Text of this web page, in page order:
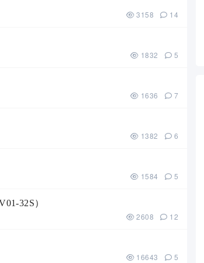
3158 14
1832 5
1636 7
1382 6
1584 5
32S）
2608 12
16643 5